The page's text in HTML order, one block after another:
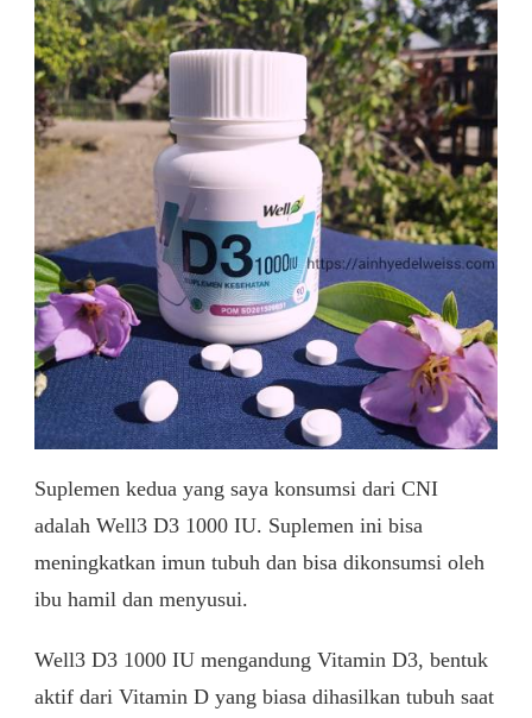
Suplemen kedua yang saya konsumsi dari CNI
adalah Well3 D3 1000 IU. Suplemen ini bisa
meningkatkan imun tubuh dan bisa dikonsumsi oleh
ibu hamil dan menyusui.
Well3 D3 1000 IU mengandung Vitamin D3, bentuk
aktif dari Vitamin D yang biasa dihasilkan tubuh saat